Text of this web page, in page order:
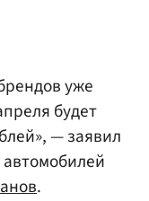
уже
будет
— заявил
.